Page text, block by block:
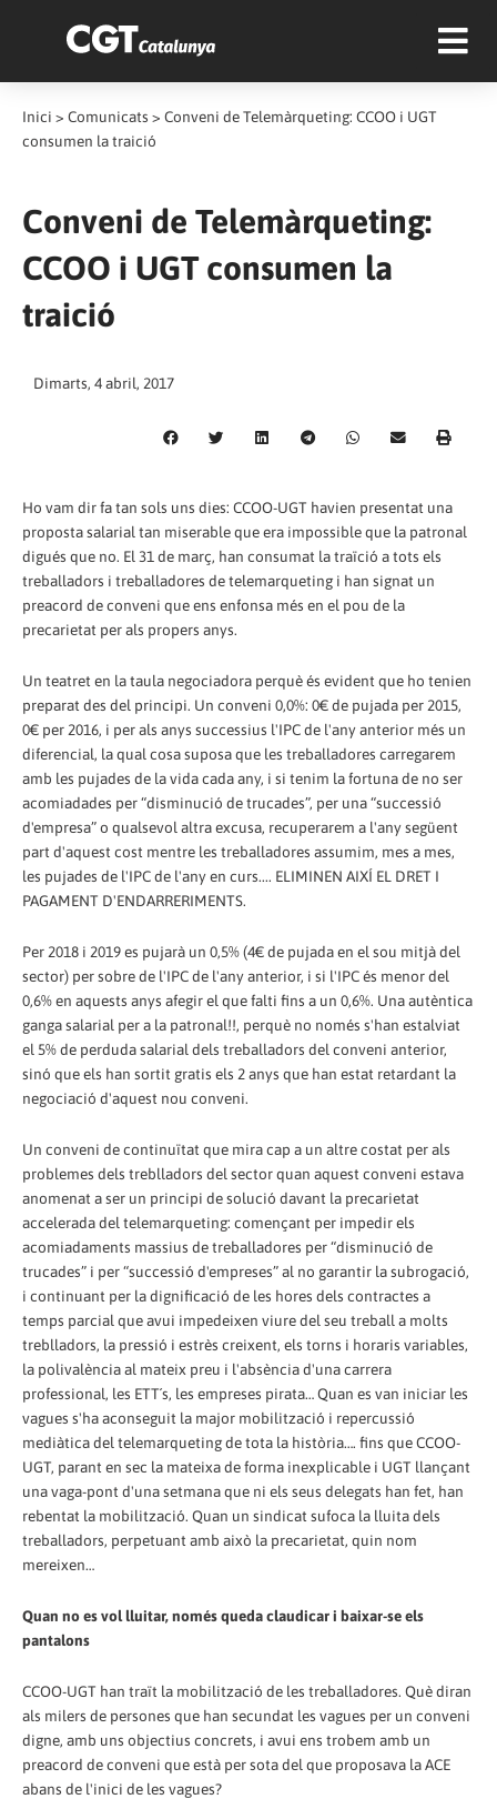
Inici > Comunicats > Conveni de Telemàrqueting: CCOO i UGT
consumen la traició
Conveni de Telemàrqueting:
CCOO i UGT consumen la
traició
Dimarts, 4 abril, 2017
Ho vam dir fa tan sols uns dies: CCOO-UGT havien presentat una
proposta salarial tan miserable que era impossible que la patronal
digués que no. El 31 de març, han consumat la traïció a tots els
treballadors i treballadores de telemarqueting i han signat un
preacord de conveni que ens enfonsa més en el pou de la
precarietat per als propers anys.
Un teatret en la taula negociadora perquè és evident que ho tenien
preparat des del principi. Un conveni 0,0%: 0€ de pujada per 2015,
0€ per 2016, i per als anys successius l'IPC de l'any anterior més un
diferencial, la qual cosa suposa que les treballadores carregarem
amb les pujades de la vida cada any, i si tenim la fortuna de no ser
acomiadades per “disminució de trucades”, per una “successió
d'empresa” o qualsevol altra excusa, recuperarem a l'any següent
part d'aquest cost mentre les treballadores assumim, mes a mes,
les pujades de l'IPC de l'any en curs.... ELIMINEN AIXÍ EL DRET I
PAGAMENT D'ENDARRERIMENTS.
Per 2018 i 2019 es pujarà un 0,5% (4€ de pujada en el sou mitjà del
sector) per sobre de l'IPC de l'any anterior, i si l'IPC és menor del
0,6% en aquests anys afegir el que falti fins a un 0,6%. Una autèntica
ganga salarial per a la patronal!!, perquè no només s'han estalviat
el 5% de perduda salarial dels treballadors del conveni anterior,
sinó que els han sortit gratis els 2 anys que han estat retardant la
negociació d'aquest nou conveni.
Un conveni de continuïtat que mira cap a un altre costat per als
problemes dels treblladors del sector quan aquest conveni estava
anomenat a ser un principi de solució davant la precarietat
accelerada del telemarqueting: començant per impedir els
acomiadaments massius de treballadores per “disminució de
trucades” i per “successió d'empreses” al no garantir la subrogació,
i continuant per la dignificació de les hores dels contractes a
temps parcial que avui impedeixen viure del seu treball a molts
treblladors, la pressió i estrès creixent, els torns i horaris variables,
la polivalència al mateix preu i l'absència d'una carrera
professional, les ETT´s, les empreses pirata… Quan es van iniciar les
vagues s'ha aconseguit la major mobilització i repercussió
mediàtica del telemarqueting de tota la història…. fins que CCOO-
UGT, parant en sec la mateixa de forma inexplicable i UGT llançant
una vaga-pont d'una setmana que ni els seus delegats han fet, han
rebentat la mobilització. Quan un sindicat sufoca la lluita dels
treballadors, perpetuant amb això la precarietat, quin nom
mereixen…
Quan no es vol lluitar, només queda claudicar i baixar-se els
pantalons
CCOO-UGT han traït la mobilització de les treballadores. Què diran
als milers de persones que han secundat les vagues per un conveni
digne, amb uns objectius concrets, i avui ens trobem amb un
preacord de conveni que està per sota del que proposava la ACE
abans de l'inici de les vagues?